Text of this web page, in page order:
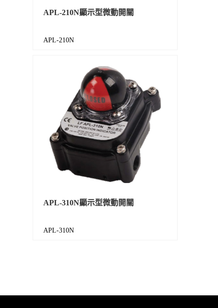
APL-210N顯示型微動開關
APL-210N
APL-310N顯示型微動開關
APL-310N